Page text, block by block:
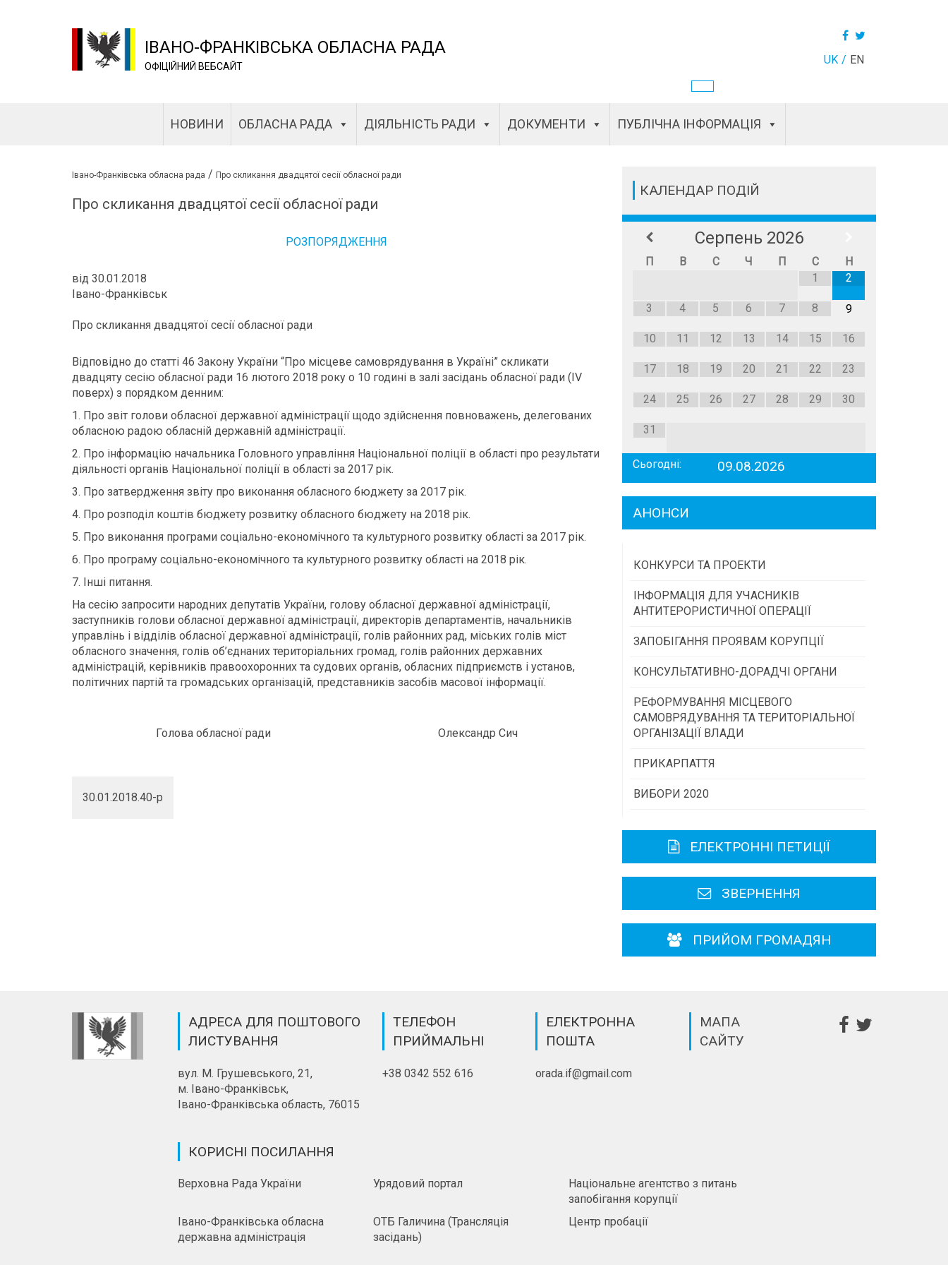
ІВАНО-ФРАНКІВСЬКА ОБЛАСНА РАДА
ОФІЦІЙНИЙ ВЕБСАЙТ UK EN
НОВИНИ ОБЛАСНА РАДА ДІЯЛЬНІСТЬ РАДИ ДОКУМЕНТИ ПУБЛІЧНА ІНФОРМАЦІЯ
Івано-Франківська обласна рада / Про скликання двадцятої сесії обласної ради
Про скликання двадцятої сесії обласної ради
РОЗПОРЯДЖЕННЯ
від 30.01.2018
Івано-Франківськ
Про скликання двадцятої сесії обласної ради
Відповідно до статті 46 Закону України “Про місцеве самоврядування в Україні” скликати
двадцяту сесію обласної ради 16 лютого 2018 року о 10 годині в залі засідань обласної ради (ІV
поверх) з порядком денним:
1. Про звіт голови обласної державної адміністрації щодо здійснення повноважень, делегованих
обласною радою обласній державній адміністрації.
2. Про інформацію начальника Головного управління Національної поліції в області про результати
діяльності органів Національної поліції в області за 2017 рік.
3. Про затвердження звіту про виконання обласного бюджету за 2017 рік.
4. Про розподіл коштів бюджету розвитку обласного бюджету на 2018 рік.
5. Про виконання програми соціально-економічного та культурного розвитку області за 2017 рік.
6. Про програму соціально-економічного та культурного розвитку області на 2018 рік.
7. Інші питання.
На сесію запросити народних депутатів України, голову обласної державної адміністрації,
заступників голови обласної державної адміністрації, директорів департаментів, начальників
управлінь і відділів обласної державної адміністрації, голів районних рад, міських голів міст
обласного значення, голів об’єднаних територіальних громад, голів районних державних
адміністрацій, керівників правоохоронних та судових органів, обласних підприємств і установ,
політичних партій та громадських організацій, представників засобів масової інформації.
Голова обласної ради Олександр Сич
30.01.2018.40-р
КАЛЕНДАР ПОДІЙ
Серпень 2026
П В С Ч П С
Н
1
2
3 4 5 6 7 8 9
10 11 12 13 14 15 16
17 18 19 20 21 22 23
24 25 26 27 28 29 30
31
Сьогодні: 09.08.2026
АНОНСИ
КОНКУРСИ ТА ПРОЕКТИ
Конкурс проектів та програм місцевого
самоврядування
суспільства
Програми/конкурси МТД
ІНФОРМАЦІЯ ДЛЯ УЧАСНИКІВ
АНТИТЕРОРИСТИЧНОЇ ОПЕРАЦІЇ
ЗАПОБІГАННЯ ПРОЯВАМ КОРУПЦІЇ
КОНСУЛЬТАТИВНО-ДОРАДЧІ ОРГАНИ
Консультативна рада
РЕФОРМУВАННЯ МІСЦЕВОГО
САМОВРЯДУВАННЯ ТА ТЕРИТОРІАЛЬНОЇ
ОРГАНІЗАЦІЇ ВЛАДИ
ПРИКАРПАТТЯ
Історична довідка
Карта області
Районні, міські ради
ВИБОРИ 2020
ЕЛЕКТРОННІ ПЕТИЦІЇ
ЗВЕРНЕННЯ
ПРИЙОМ ГРОМАДЯН
АДРЕСА ДЛЯ ПОШТОВОГО
ЛИСТУВАННЯ
вул. М. Грушевського, 21,
м. Івано-Франківськ,
Івано-Франківська область, 76015
ТЕЛЕФОН
ПРИЙМАЛЬНІ
+38 0342 552 616
ЕЛЕКТРОННА
ПОШТА
orada.if@gmail.com
МАПА
САЙТУ
КОРИСНІ ПОСИЛАННЯ
Верховна Рада України Урядовий портал
Національне агентство з питань
запобігання корупції
Івано-Франківська обласна
державна адміністрація
ОТБ Галичина (Трансляція
засідань)
Центр пробації